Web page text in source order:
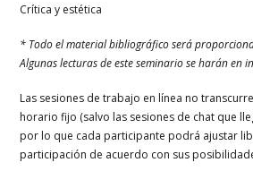
Crítica y estética
* Todo el material bibliográfico será
Algunas lecturas de este seminario se harán en
Las sesiones de trabajo en línea no
horario fijo (salvo las sesiones de chat que
por lo que cada participante podrá ajustar
participación de acuerdo con sus